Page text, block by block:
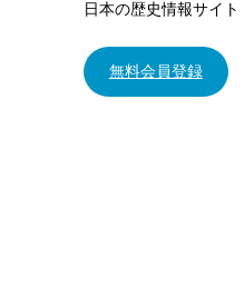
日本の歴史情報サイト
無料会員登録